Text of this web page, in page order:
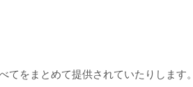
をまとめて提供されていたりします。